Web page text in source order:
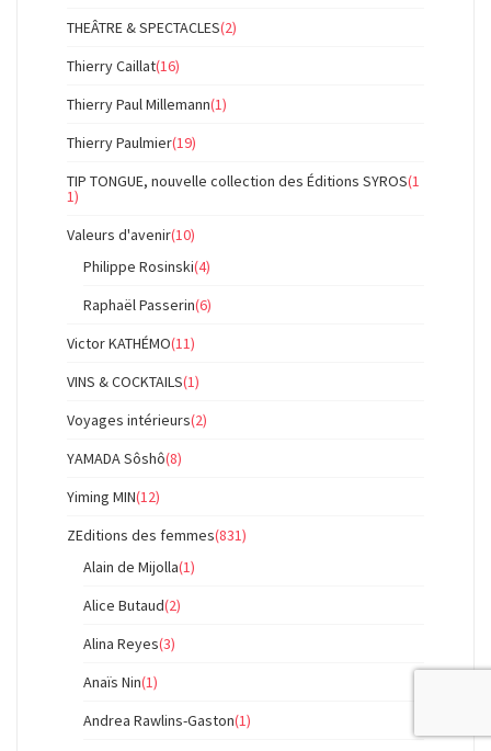
THEÂTRE & SPECTACLES(2)
Thierry Caillat(16)
Thierry Paul Millemann(1)
Thierry Paulmier(19)
TIP TONGUE, nouvelle collection des Éditions SYROS(1
1)
Valeurs d'avenir(10)
Philippe Rosinski(4)
Raphaël Passerin(6)
Victor KATHÉMO(11)
VINS & COCKTAILS(1)
Voyages intérieurs(2)
YAMADA Sôshô(8)
Yiming MIN(12)
ZEditions des femmes(831)
Alain de Mijolla(1)
Alice Butaud(2)
Alina Reyes(3)
Anaïs Nin(1)
Andrea Rawlins-Gaston(1)